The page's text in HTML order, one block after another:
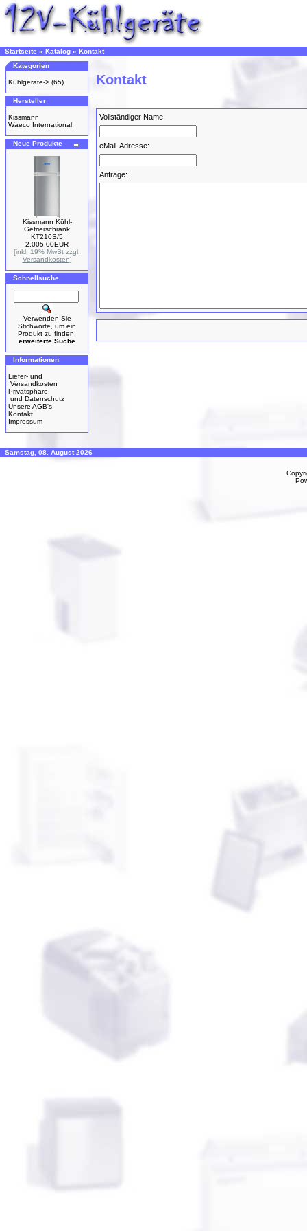
Startseite » Katalog » Kontakt
Kategorien
Kühlgeräte-> (65)
Hersteller
Kissmann
Waeco International
Neue Produkte
Kissmann Kühl-
Gefrierschrank
KT210S/5
2.005,00EUR
[inkl. 19% MwSt zzgl.
Versandkosten]
Schnellsuche
Verwenden Sie
Stichworte, um ein
Produkt zu finden.
erweiterte Suche
Informationen
Liefer- und
Versandkosten
Privatsphäre
und Datenschutz
Unsere AGB's
Kontakt
Impressum
Kontakt
Vollständiger Name:
eMail-Adresse:
Anfrage:
Samstag, 08. August 2026